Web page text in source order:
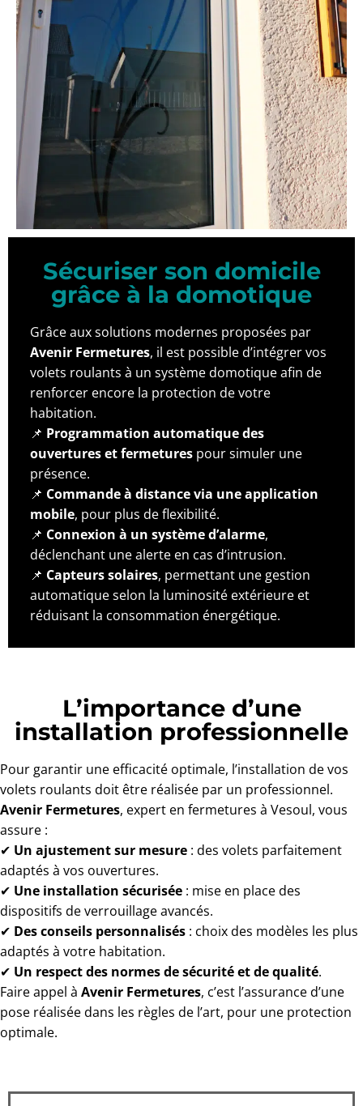
Sécuriser son domicile
grâce à la domotique
Grâce aux solutions modernes proposées par
Avenir Fermetures, il est possible d’intégrer vos
volets roulants à un système domotique afin de
renforcer encore la protection de votre
habitation.
📌 Programmation automatique des
ouvertures et fermetures pour simuler une
présence.
📌 Commande à distance via une application
mobile, pour plus de flexibilité.
📌 Connexion à un système d’alarme,
déclenchant une alerte en cas d’intrusion.
📌 Capteurs solaires, permettant une gestion
automatique selon la luminosité extérieure et
réduisant la consommation énergétique.
L’importance d’une
installation professionnelle
Pour garantir une efficacité optimale, l’installation de vos
volets roulants doit être réalisée par un professionnel.
Avenir Fermetures, expert en fermetures à Vesoul, vous
assure :
✔ Un ajustement sur mesure : des volets parfaitement
adaptés à vos ouvertures.
✔ Une installation sécurisée : mise en place des
dispositifs de verrouillage avancés.
✔ Des conseils personnalisés : choix des modèles les plus
adaptés à votre habitation.
✔ Un respect des normes de sécurité et de qualité.
Faire appel à Avenir Fermetures, c’est l’assurance d’une
pose réalisée dans les règles de l’art, pour une protection
optimale.